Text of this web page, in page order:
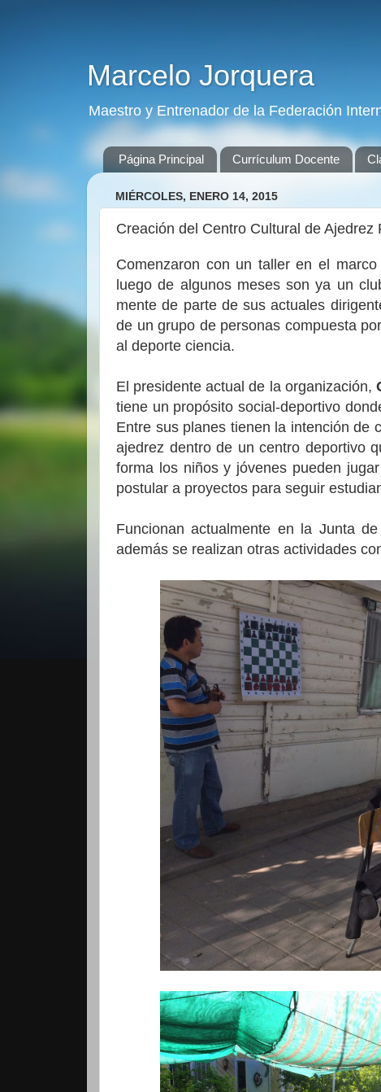
Marcelo Jorquera
Maestro y Entrenador de la Federación
Página Principal Currículum Docente
MIÉRCOLES, ENERO 14, 2015
Creación del Centro Cultural de Ajedrez
Comenzaron con un taller en el
luego de algunos meses son ya un
mente de parte de sus actuales
de un grupo de personas compuesta
al deporte ciencia.
El presidente actual de la organización,
tiene un propósito social-deportivo
Entre sus planes tienen la intención de
ajedrez dentro de un centro deportivo
forma los niños y jóvenes pueden
postular a proyectos para seguir
Funcionan actualmente en la Junta
además se realizan otras actividades